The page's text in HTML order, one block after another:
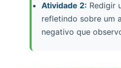
Atividade 2: Redigir
refletindo sobre um
negativo que